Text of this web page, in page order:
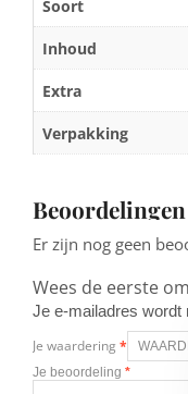
Soort
Inhoud
Extra
Verpakking
Beoordelingen
Er zijn nog geen
Wees de eerste
Je e-mailadres wordt
Je waardering *
Je beoordeling *